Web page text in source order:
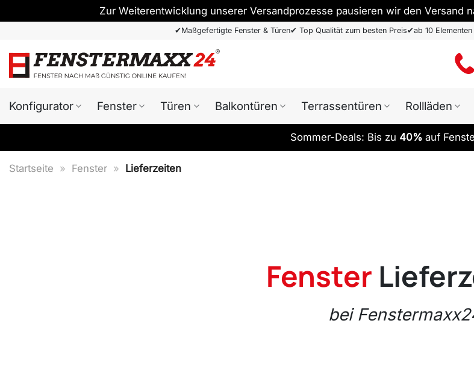
Zur Weiterentwicklung unserer Versandprozesse pausieren wir den Versand
springen
✔Maßgefertigte Fenster & Türen✔ Top Qualität zum besten Preis✔ab 10
Konfigurator Fenster Türen Balkontüren Terrassentüren Rollläden
Sommer-Deals: Bis zu 40% auf
Startseite » Fenster » Lieferzeiten
Fenster
bei